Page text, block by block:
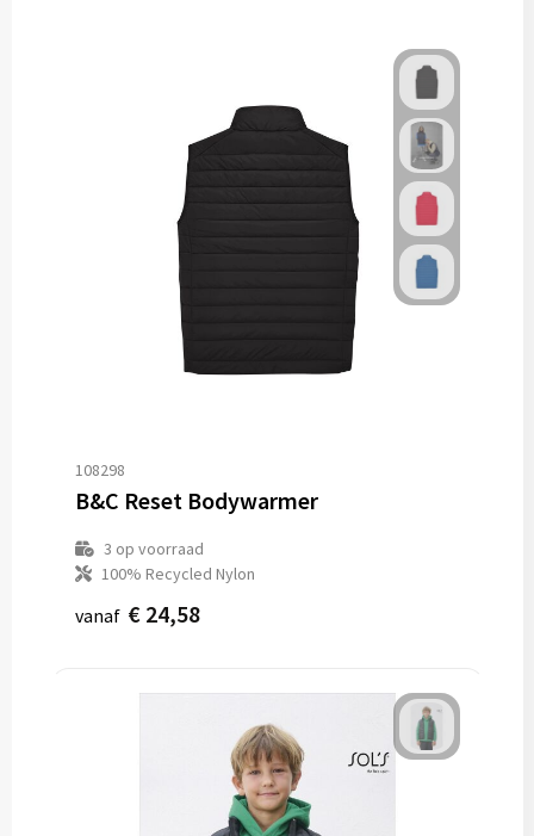
108298
B&C Reset Bodywarmer
3 op voorraad
100% Recycled Nylon
vanaf € 24,58